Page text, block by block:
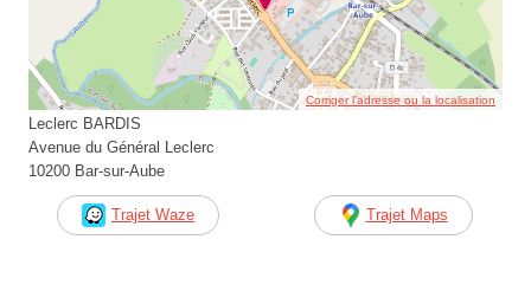
Corriger l’adresse ou la localisation
Leclerc BARDIS
Avenue du Général Leclerc
10200 Bar-sur-Aube
Trajet Waze Trajet Maps